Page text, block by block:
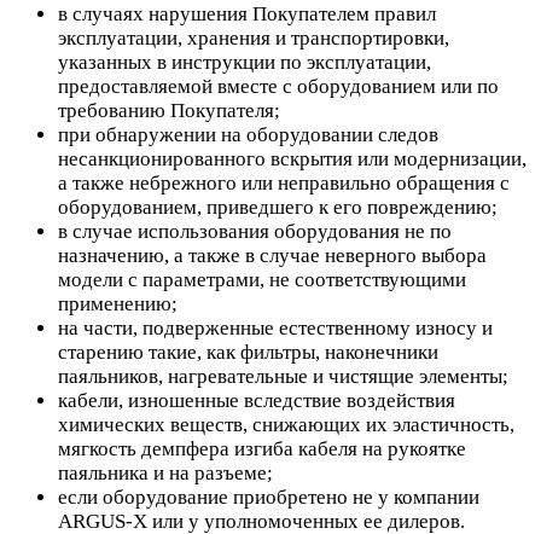
в случаях нарушения Покупателем правил
эксплуатации, хранения и транспортировки,
указанных в инструкции по эксплуатации,
предоставляемой вместе с оборудованием или по
требованию Покупателя;
при обнаружении на оборудовании следов
несанкционированного вскрытия или модернизации,
а также небрежного или неправильно обращения с
оборудованием, приведшего к его повреждению;
в случае использования оборудования не по
назначению, а также в случае неверного выбора
модели с параметрами, не соответствующими
применению;
на части, подверженные естественному износу и
старению такие, как фильтры, наконечники
паяльников, нагревательные и чистящие элементы;
кабели, изношенные вследствие воздействия
химических веществ, снижающих их эластичность,
мягкость демпфера изгиба кабеля на рукоятке
паяльника и на разъеме;
если оборудование приобретено не у компании
ARGUS-X или у уполномоченных ее дилеров.